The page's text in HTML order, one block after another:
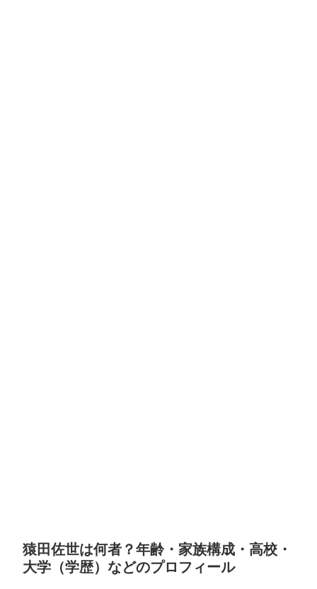
猿田佐世は何者？年齢・家族構成・高校・
大学（学歴）などのプロフィール